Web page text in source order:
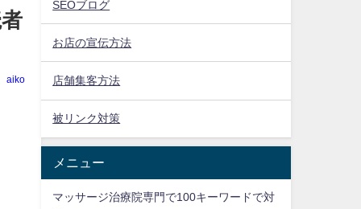
aiko
SEOブログ
お店の宣伝方法
店舗集客方法
被リンク対策
メニュー
マッサージ治療院専門で100キーワードで対